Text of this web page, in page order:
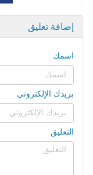
إضافة تعليق
اسمك
بريدك الإلكتروني
التعليق